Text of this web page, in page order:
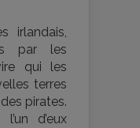
irlandais,
par les
qui les
terres
pirates.
d’eux